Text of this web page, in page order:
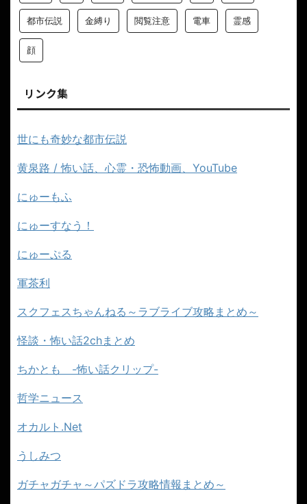
都市伝説 金縛り 閲覧注意 電車 霊感
顔
リンク集
世にも奇妙な都市伝説
黄泉路 / 怖い話、心霊・恐怖動画、YouTube
にゅーもふ
にゅーすなう！
にゅーぷる
軍茶利
スクフェスちゃんねる～ラブライブ攻略まとめ～
怪談・怖い話2chまとめ
ちかとも -怖い話クリップ-
哲学ニュース
オカルト.Net
うしみつ
ガチャガチャ～パズドラ攻略情報まとめ～